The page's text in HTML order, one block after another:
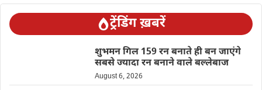
ट्रेंडिंग ख़बरें
शुभमन गिल 159 रन बनाते ही बन जाएंगे
सबसे ज्यादा रन बनाने वाले बल्लेबाज
August 6, 2026